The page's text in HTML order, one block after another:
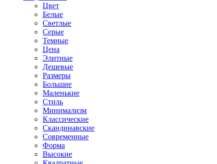
Цвет
Белые
Светлые
Серые
Темные
Цена
Элитные
Дешевые
Размеры
Большие
Маленькие
Стиль
Минимализм
Классические
Скандинавские
Современные
Форма
Высокие